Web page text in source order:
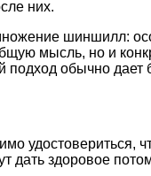
них.
шиншилл:
мысль, но и
обычно дает
удостовериться,
дать здоровое